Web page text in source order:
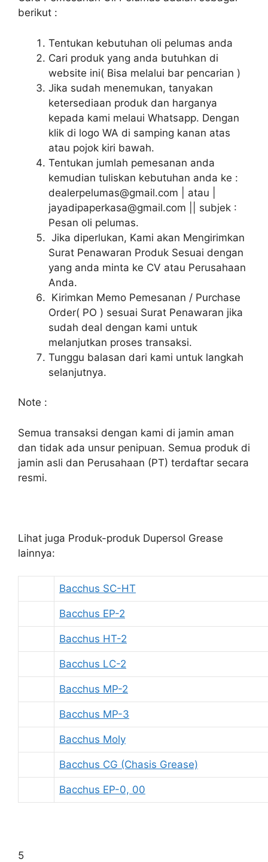
berikut :
Tentukan kebutuhan oli pelumas anda
Cari produk yang anda butuhkan di
website ini( Bisa melalui bar pencarian )
Jika sudah menemukan, tanyakan
ketersediaan produk dan harganya
kepada kami melaui Whatsapp. Dengan
klik di logo WA di samping kanan atas
atau pojok kiri bawah.
Tentukan jumlah pemesanan anda
kemudian tuliskan kebutuhan anda ke :
dealerpelumas@gmail.com | atau |
jayadipaperkasa@gmail.com || subjek :
Pesan oli pelumas.
Jika diperlukan, Kami akan Mengirimkan
Surat Penawaran Produk Sesuai dengan
yang anda minta ke CV atau Perusahaan
Anda.
Kirimkan Memo Pemesanan / Purchase
Order( PO ) sesuai Surat Penawaran jika
sudah deal dengan kami untuk
melanjutkan proses transaksi.
Tunggu balasan dari kami untuk langkah
selanjutnya.
Note :
Semua transaksi dengan kami di jamin aman
dan tidak ada unsur penipuan. Semua produk di
jamin asli dan Perusahaan (PT) terdaftar secara
resmi.
Lihat juga Produk-produk Dupersol Grease
lainnya:
Bacchus SC-HT
Bacchus EP-2
Bacchus HT-2
Bacchus LC-2
Bacchus MP-2
Bacchus MP-3
Bacchus Moly
Bacchus CG (Chasis Grease)
Bacchus EP-0, 00
5